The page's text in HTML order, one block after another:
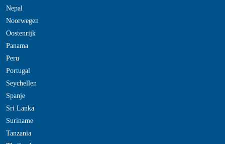
Nepal
Noorwegen
Oostenrijk
Panama
Peru
Portugal
Seychellen
Spanje
Sri Lanka
Suriname
Tanzania